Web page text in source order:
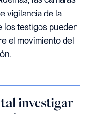
vigilancia de la
los testigos pueden
el movimiento del
investigar